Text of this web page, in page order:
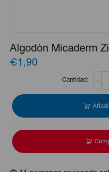
Algodón Micaderm
€1,90